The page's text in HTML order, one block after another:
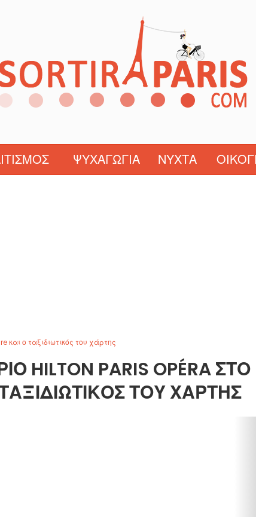
ΨΥΧΑΓΩΓΊΑ ΝΎΧΤΑ
ο ταξιδιωτικός του χάρτης
HILTON PARIS OPÉRA ΣΤΟ
ΤΟΥ ΧΆΡΤΗΣ